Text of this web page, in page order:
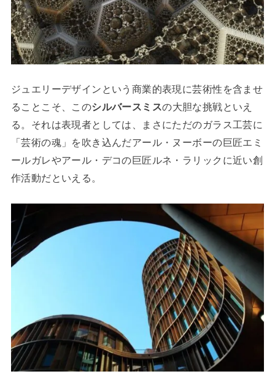
ジュエリーデザインという商業的表現に芸術性を含ませ
ることこそ、このシルバースミスの大胆な挑戦といえ
る。それは表現者としては、まさにただのガラス工芸に
「芸術の魂」を吹き込んだアール・ヌーボーの巨匠エミ
ールガレやアール・デコの巨匠ルネ・ラリックに近い創
作活動だといえる。